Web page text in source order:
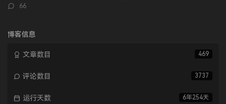
评
66
博客信息
469
文章数目
3737
评论数目
6年254天
运行天数